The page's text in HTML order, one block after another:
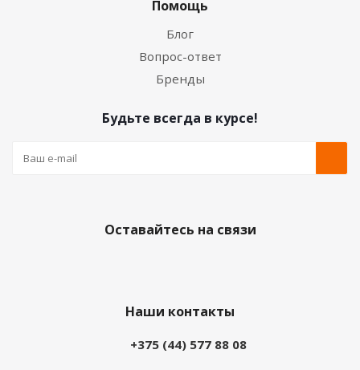
Помощь
Блог
Вопрос-ответ
Бренды
Будьте всегда в курсе!
Оставайтесь на связи
Наши контакты
+375 (44) 577 88 08